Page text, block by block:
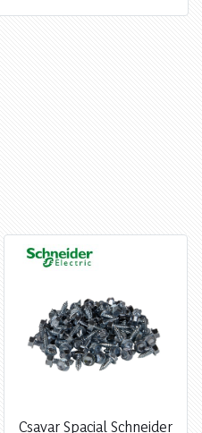
Csavar Spacial Schneider